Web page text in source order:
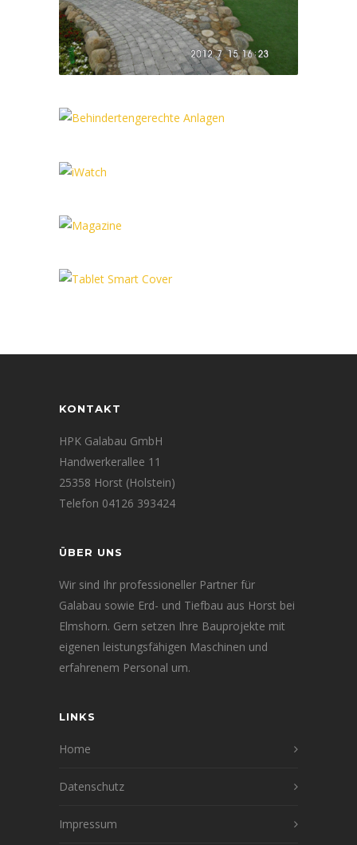
KONTAKT
HPK Galabau GmbH
Handwerkerallee 11
25358 Horst (Holstein)
Telefon 04126 393424
ÜBER UNS
Wir sind Ihr professioneller Partner für
Galabau sowie Erd- und Tiefbau aus Horst bei
Elmshorn. Gern setzen Ihre Bauprojekte mit
eigenen leistungsfähigen Maschinen und
erfahrenem Personal um.
LINKS
Home
Datenschutz
Impressum